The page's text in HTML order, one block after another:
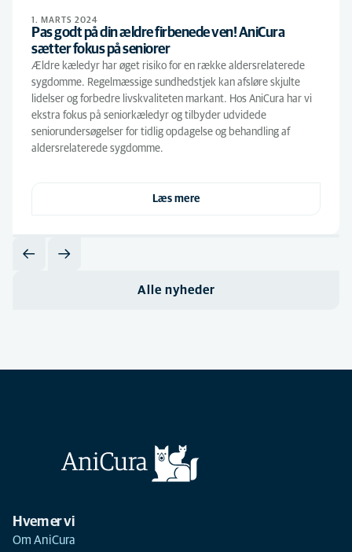
1. MARTS 2024
Pas godt på din ældre firbenede ven! AniCura
sætter fokus på seniorer
Ældre kæledyr har øget risiko for en række aldersrelaterede
sygdomme. Regelmæssige sundhedstjek kan afsløre skjulte
lidelser og forbedre livskvaliteten markant. Hos AniCura har vi
ekstra fokus på seniorkæledyr og tilbyder udvidede
seniorundersøgelser for tidlig opdagelse og behandling af
aldersrelaterede sygdomme.
Læs mere
Alle nyheder
Hvem er vi
Om AniCura